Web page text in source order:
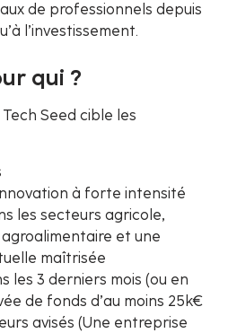
de professionnels depuis
l’investissement.
qui ?
Seed cible les
à forte intensité
les secteurs agricole,
et une
maîtrisée
les 3 derniers mois (ou en
de fonds d’au moins 25k€
avisés (Une entreprise